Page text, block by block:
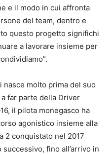
e il modo in cui affronta
del team, dentro e
questo progetto significhi
a lavorare insieme per
nasce molto prima del suo
far parte della Driver
il pilota monegasco ha
agonistico insieme alla
2 conquistato nel 2017
successivo, fino all’arrivo in